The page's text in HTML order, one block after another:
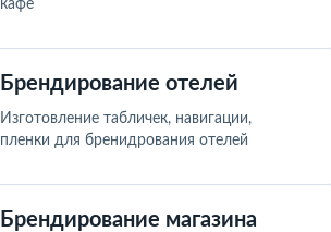
кафе
Брендирование отелей
Изготовление табличек, навигации,
пленки для бренидрования отелей
Брендирование магазина